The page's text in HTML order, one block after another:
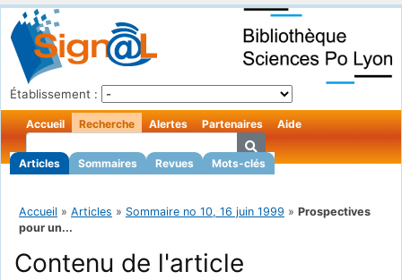
Établissement :
Accueil Recherche
Articles Sommaires Revues Mots-clés
Alertes Partenaires Aide
Accueil » Articles » Sommaire no 10, 16 juin 1999 » Prospectives
pour un...
Contenu de l'article